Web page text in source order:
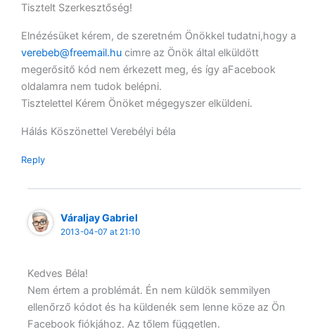
Tisztelt Szerkesztőség!
Elnézésüket kérem, de szeretném Önökkel tudatni,hogy a
verebeb@freemail.hucimre az Önök által elküldött
megerősitő kód nem érkezett meg, és így aFacebook
oldalamra nem tudok belépni.
Tisztelettel Kérem Önöket mégegyszer elküldeni.
Hálás Köszönettel Verebélyi béla
Reply
Váraljay Gabriel
2013-04-07 at 21:10
Kedves Béla!
Nem értem a problémát. Én nem küldök semmilyen
ellenőrző kódot és ha küldenék sem lenne köze az Ön
Facebook fiókjához. Az tőlem független.